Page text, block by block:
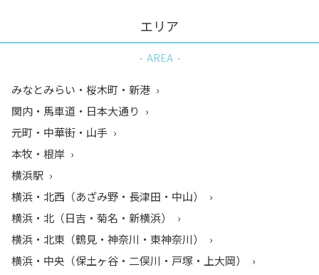
エリア
AREA
みなとみらい・桜木町・新港
関内・馬車道・日本大通り
元町・中華街・山手
本牧・根岸
横浜駅
横浜・北西（あざみ野・長津田・中山）
横浜・北（日吉・菊名・新横浜）
横浜・北東（鶴見・神奈川・東神奈川）
横浜・中央（保土ヶ谷・二俣川・戸塚・上大岡）